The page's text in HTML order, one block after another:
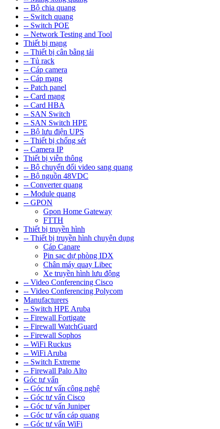
-- Bộ chia quang
-- Switch quang
-- Switch POE
-- Network Testing and Tool
Thiết bị mạng
-- Thiết bị cân bằng tải
-- Tủ rack
-- Cáp camera
-- Cáp mạng
-- Patch panel
-- Card mạng
-- Card HBA
-- SAN Switch
-- SAN Switch HPE
-- Bộ lưu điện UPS
-- Thiết bị chống sét
-- Camera IP
Thiết bị viễn thông
-- Bộ chuyển đổi video sang quang
-- Bộ nguồn 48VDC
-- Converter quang
-- Module quang
-- GPON
Gpon Home Gateway
FTTH
Thiết bị truyền hình
-- Thiết bị truyền hình chuyên dụng
Cáp Canare
Pin sạc dự phòng IDX
Chân máy quay Libec
Xe truyền hình lưu động
-- Video Conferencing Cisco
-- Video Conferencing Polycom
Manufacturers
-- Switch HPE Aruba
-- Firewall Fortigate
-- Firewall WatchGuard
-- Firewall Sophos
-- WiFi Ruckus
-- WiFi Aruba
-- Switch Extreme
-- Firewall Palo Alto
Góc tư vấn
-- Góc tư vấn công nghệ
-- Góc tư vấn Cisco
-- Góc tư vấn Juniper
-- Góc tư vấn cáp quang
-- Góc tư vấn WiFi